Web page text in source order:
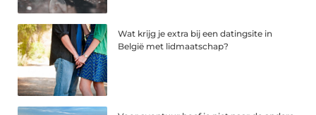
Wat krijg je extra bij een datingsite in
België met lidmaatschap?